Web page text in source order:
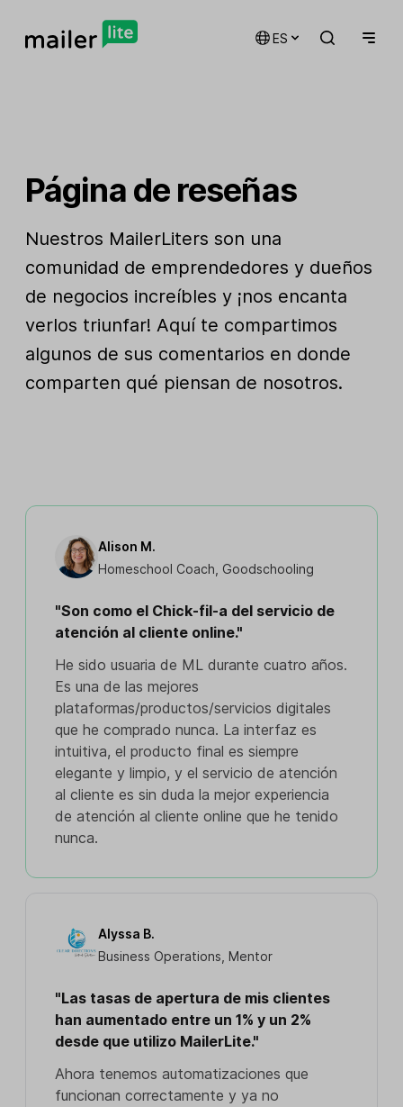
ES
Página de reseñas
Nuestros MailerLiters son una
comunidad de emprendedores y dueños
de negocios increíbles y ¡nos encanta
verlos triunfar! Aquí te compartimos
algunos de sus comentarios en donde
comparten qué piensan de nosotros.
Alison M.
Homeschool Coach, Goodschooling
"Son como el Chick-fil-a del servicio de
atención al cliente online."
He sido usuaria de ML durante cuatro años.
Es una de las mejores
plataformas/productos/servicios digitales
que he comprado nunca. La interfaz es
intuitiva, el producto final es siempre
elegante y limpio, y el servicio de atención
al cliente es sin duda la mejor experiencia
de atención al cliente online que he tenido
nunca.
Alyssa B.
Business Operations, Mentor
"Las tasas de apertura de mis clientes
han aumentado entre un 1% y un 2%
desde que utilizo MailerLite."
Ahora tenemos automatizaciones que
funcionan correctamente y ya no